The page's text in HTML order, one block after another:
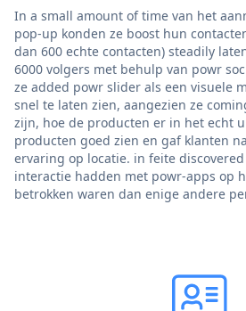
In a small amount of time van het
pop-up konden ze boost hun
dan 600 echte contacten) steadily
6000 volgers met behulp van powr
ze added powr slider als een visuele
snel te laten zien, aangezien ze
zijn, hoe de producten er in het echt
producten goed zien en gaf klanten
ervaring op locatie. in feite
interactie hadden met powr-apps op
betrokken waren dan enige andere